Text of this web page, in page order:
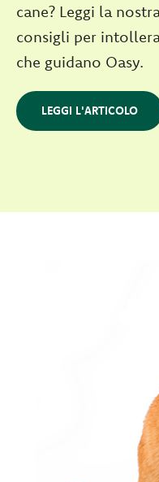
cane? Leggi la
consigli per
che guidano Oasy.
LEGGI L'ARTICOLO